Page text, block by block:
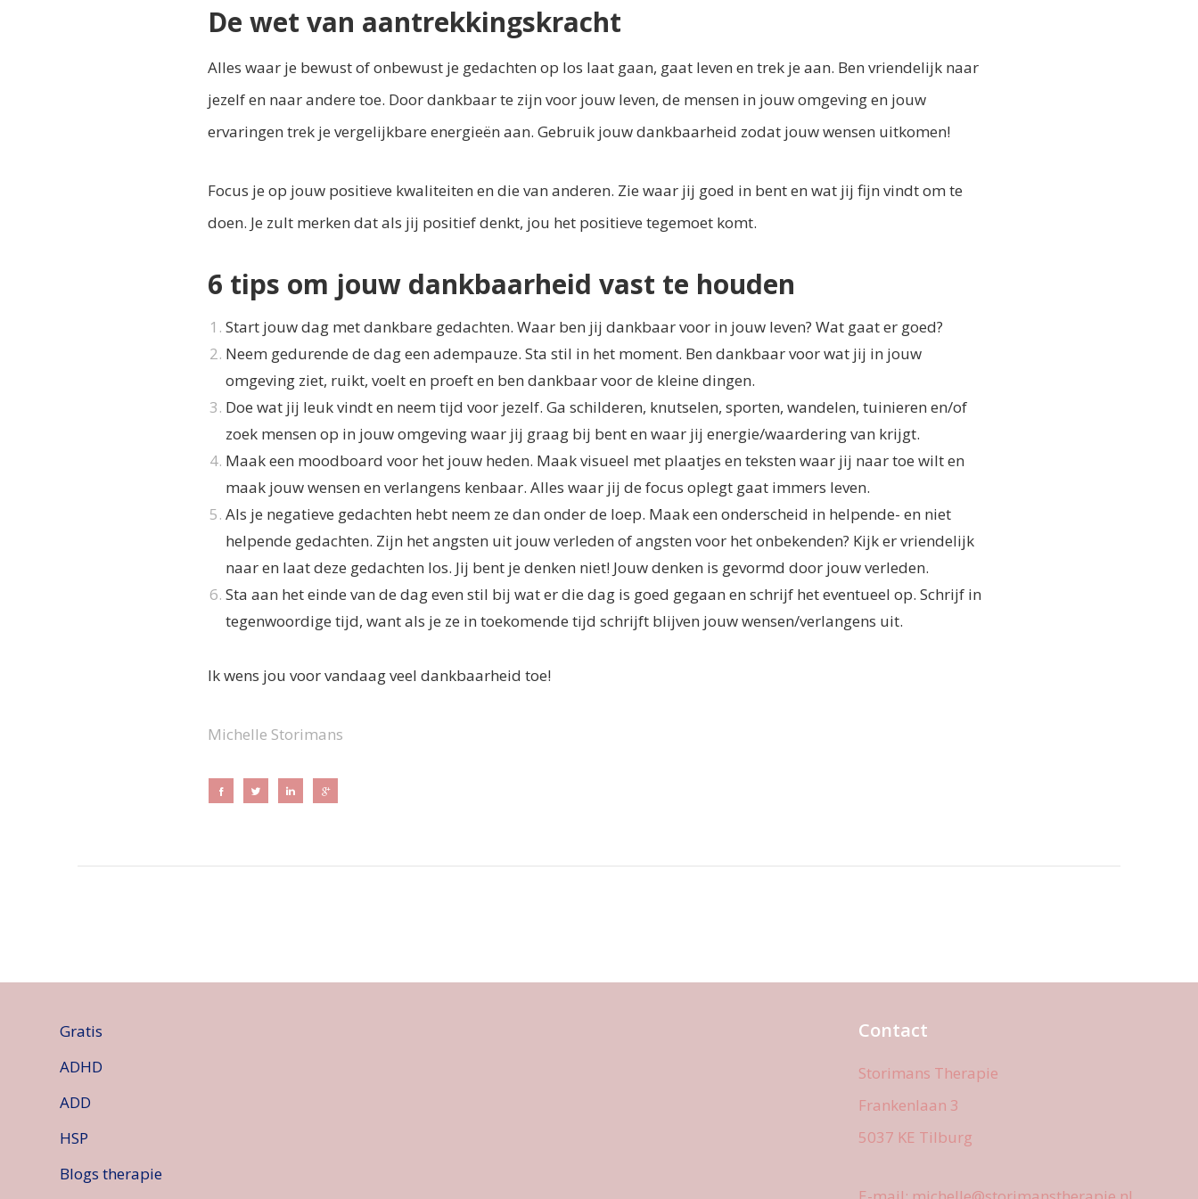
De wet van aantrekkingskracht
Alles waar je bewust of onbewust je gedachten op los laat gaan, gaat leven en trek je aan. Ben vriendelijk naar
jezelf en naar andere toe. Door dankbaar te zijn voor jouw leven, de mensen in jouw omgeving en jouw
ervaringen trek je vergelijkbare energieën aan. Gebruik jouw dankbaarheid zodat jouw wensen uitkomen!
Focus je op jouw positieve kwaliteiten en die van anderen. Zie waar jij goed in bent en wat jij fijn vindt om te
doen. Je zult merken dat als jij positief denkt, jou het positieve tegemoet komt.
6 tips om jouw dankbaarheid vast te houden
Start jouw dag met dankbare gedachten. Waar ben jij dankbaar voor in jouw leven? Wat gaat er goed?
Neem gedurende de dag een adempauze. Sta stil in het moment. Ben dankbaar voor wat jij in jouw
omgeving ziet, ruikt, voelt en proeft en ben dankbaar voor de kleine dingen.
Doe wat jij leuk vindt en neem tijd voor jezelf. Ga schilderen, knutselen, sporten, wandelen, tuinieren en/of
zoek mensen op in jouw omgeving waar jij graag bij bent en waar jij energie/waardering van krijgt.
Maak een moodboard voor het jouw heden. Maak visueel met plaatjes en teksten waar jij naar toe wilt en
maak jouw wensen en verlangens kenbaar. Alles waar jij de focus oplegt gaat immers leven.
Als je negatieve gedachten hebt neem ze dan onder de loep. Maak een onderscheid in helpende- en niet
helpende gedachten. Zijn het angsten uit jouw verleden of angsten voor het onbekenden? Kijk er vriendelijk
naar en laat deze gedachten los. Jij bent je denken niet! Jouw denken is gevormd door jouw verleden.
Sta aan het einde van de dag even stil bij wat er die dag is goed gegaan en schrijf het eventueel op. Schrijf in
tegenwoordige tijd, want als je ze in toekomende tijd schrijft blijven jouw wensen/verlangens uit.
Ik wens jou voor vandaag veel dankbaarheid toe!
Michelle Storimans
Gratis
ADHD
ADD
HSP
Blogs therapie
Contact
Storimans Therapie
Frankenlaan 3
5037 KE Tilburg